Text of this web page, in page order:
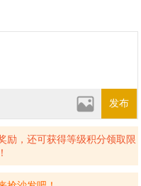
发布
励，还可获得等级积分领取限